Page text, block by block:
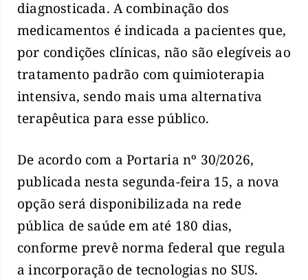
diagnosticada. A combinação dos
medicamentos é indicada a pacientes que,
por condições clínicas, não são elegíveis ao
tratamento padrão com quimioterapia
intensiva, sendo mais uma alternativa
terapêutica para esse público.
De acordo com a Portaria nº 30/2026,
publicada nesta segunda-feira 15, a nova
opção será disponibilizada na rede
pública de saúde em até 180 dias,
conforme prevê norma federal que regula
a incorporação de tecnologias no SUS.